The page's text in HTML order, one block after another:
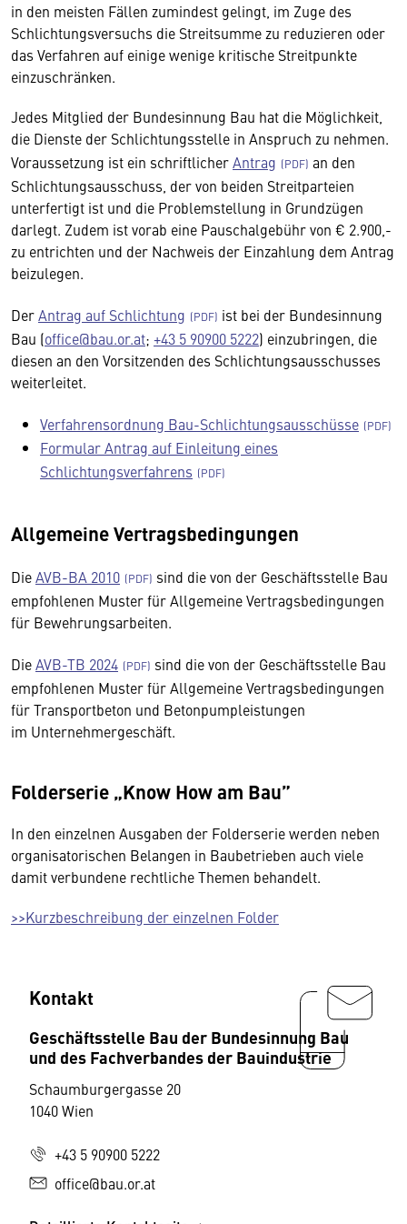
in den meisten Fällen zumindest gelingt, im Zuge des
Schlichtungsversuchs die Streitsumme zu reduzieren oder
das Verfahren auf einige wenige kritische Streitpunkte
einzuschränken.
Jedes Mitglied der Bundesinnung Bau hat die Möglichkeit,
die Dienste der Schlichtungsstelle in Anspruch zu nehmen.
Voraussetzung ist ein schriftlicherAntrag
an den
Schlichtungsausschuss, der von beiden Streitparteien
unterfertigt ist und die Problemstellung in Grundzügen
darlegt. Zudem ist vorab eine Pauschalgebühr von € 2.900,-
zu entrichten und der Nachweis der Einzahlung dem Antrag
beizulegen.
DerAntrag auf Schlichtung
ist bei der Bundesinnung
Bau (office@bau.or.at; +43 5 90900 5222) einzubringen, die
diesen an den Vorsitzenden des Schlichtungsausschusses
weiterleitet.
Verfahrensordnung Bau-Schlichtungsausschüsse
Formular Antrag auf Einleitung eines
Schlichtungsverfahrens
Allgemeine Vertragsbedingungen
DieAVB-BA 2010
sind die von der Geschäftsstelle Bau
empfohlenen Muster für Allgemeine Vertragsbedingungen
für Bewehrungsarbeiten.
DieAVB-TB 2024
sind die von der Geschäftsstelle Bau
empfohlenen Muster für Allgemeine Vertragsbedingungen
für Transportbeton und Betonpumpleistungen
im Unternehmergeschäft.
Folderserie „Know How am Bau”
In den einzelnen Ausgaben der Folderserie werden neben
organisatorischen Belangen in Baubetrieben auch viele
damit verbundene rechtliche Themen behandelt.
>>Kurzbeschreibung der einzelnen Folder
Kontakt
Geschäftsstelle Bau der Bundesinnung Bau
und des Fachverbandes der Bauindustrie
Schaumburgergasse 20
1040 Wien
+43 5 90900 5222
office@bau.or.at